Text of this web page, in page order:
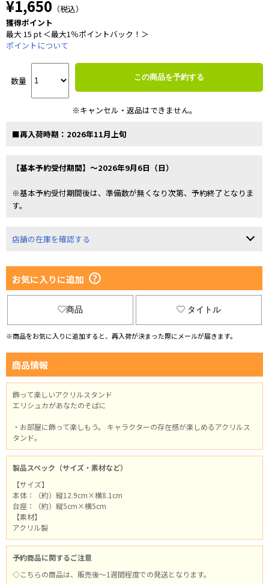
¥1,650 （税込）
獲得ポイント
最大 15 pt ＜最大1％ポイントバック！＞
ポイントについて
数量 この商品を予約する
※キャンセル・返品はできません。
■再入荷時期：2026年11月上旬
【基本予約受付期間】～2026年9月6日（日）
※基本予約受付期間後は、準備数が無くなり次第、予約終了となりま
す。
店舗の在庫を確認する
お気に入りに追加
商品 タイトル
※商品をお気に入りに追加すると、再入荷が決まった際にメールが届きます。
商品情報
飾って楽しいアクリルスタンド
エリシュカがあなたのそばに
・お部屋に飾って楽しもう。 キャラクターの存在感が楽しめるアクリルス
タンド。
製品スペック（サイズ・素材など）
【サイズ】
本体：（約）縦12.9cm×横8.1cm
台座：（約）縦5cm×横5cm
【素材】
アクリル製
予約商品に関するご注意
◇こちらの商品は、販売後～1週間程度での発送となります。